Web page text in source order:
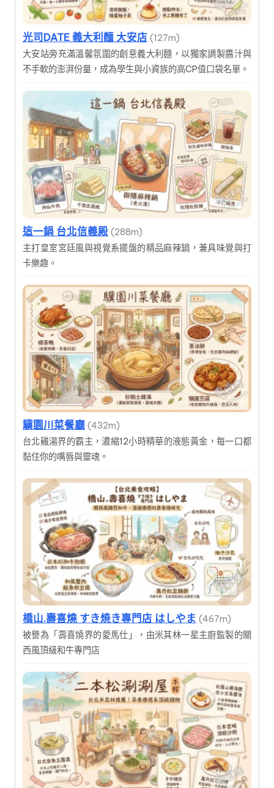
光司DATE 義大利麵 大安店 (127m)
大安站旁充滿溫馨氛圍的創意義大利麵，以獨家調製醬汁與
不手軟的澎湃份量，成為學生與小資族的高CP值口袋名單。
這一鍋 台北信義殿 (288m)
主打皇室宮廷風與視覺系擺盤的精品麻辣鍋，兼具味覺與打
卡樂趣。
驥園川菜餐廳 (432m)
台北雞湯界的霸主，濃縮12小時精華的液態黃金，每一口都
黏住你的嘴唇與靈魂。
橋山.壽喜燒 すき焼き專門店 はしやま (467m)
被譽為「壽喜燒界的愛馬仕」，由米其林一星主廚監製的關
西風頂級和牛專門店